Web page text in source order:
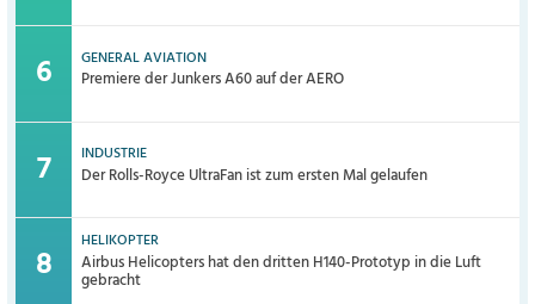
GENERAL AVIATION
Premiere der Junkers A60 auf der AERO
INDUSTRIE
Der Rolls-Royce UltraFan ist zum ersten Mal gelaufen
HELIKOPTER
Airbus Helicopters hat den dritten H140-Prototyp in die Luft
gebracht